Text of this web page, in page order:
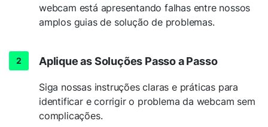
webcam está apresentando falhas entre nossos
amplos guias de solução de problemas.
Aplique as Soluções Passo a Passo
Siga nossas instruções claras e práticas para
identificar e corrigir o problema da webcam sem
complicações.